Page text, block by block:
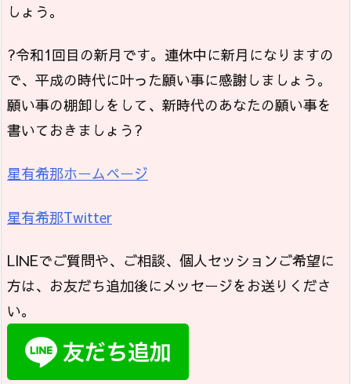
しょう。
?令和1回目の新月です。連休中に新月になりますの
で、平成の時代に叶った願い事に感謝しましょう。
願い事の棚卸しをして、新時代のあなたの願い事を
書いておきましょう?
星有希那ホームページ
星有希那Twitter
LINEでご質問や、ご相談、個人セッションご希望に
方は、お友だち追加後にメッセージをお送りくださ
い。